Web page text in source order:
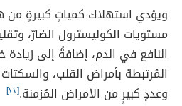
ويؤدي استهلاك كمياتٍ كبيرةٍ من
مستويات الكوليسترول الضارّ،
النافع في الدم، إضافةً إلى زيادة
المُرتبطة بأمراض القلب،
وعددٍ كبيرٍ من الأمراض المُزمنة.[٢٢]